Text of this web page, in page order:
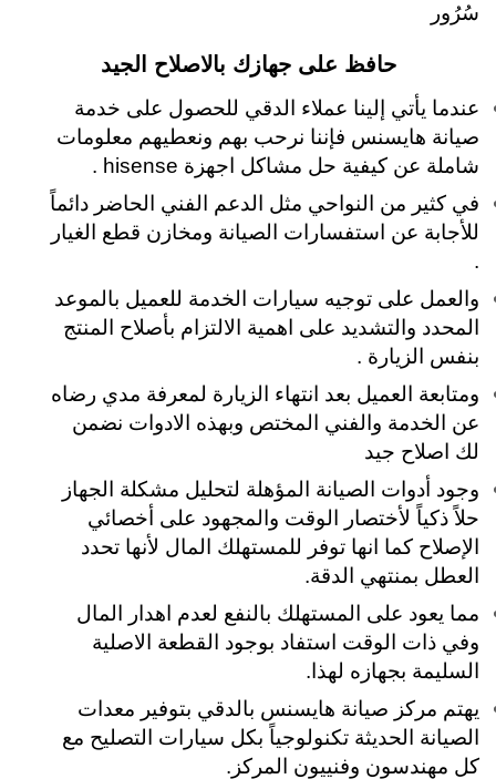
سُرُور
حافظ على جهازك بالاصلاح الجيد
عندما يأتي إلينا عملاء الدقي للحصول على خدمة
صيانة هايسنس فإننا نرحب بهم ونعطيهم معلومات
شاملة عن كيفية حل مشاكل اجهزة hisense .
في كثير من النواحي مثل الدعم الفني الحاضر دائماً
للأجابة عن استفسارات الصيانة ومخازن قطع الغيار
.
والعمل على توجيه سيارات الخدمة للعميل بالموعد
المحدد والتشديد على اهمية الالتزام بأصلاح المنتج
بنفس الزيارة .
ومتابعة العميل بعد انتهاء الزيارة لمعرفة مدي رضاه
عن الخدمة والفني المختص وبهذه الادوات نضمن
لك اصلاح جيد
وجود أدوات الصيانة المؤهلة لتحليل مشكلة الجهاز
حلاً ذكياً لأختصار الوقت والمجهود على أخصائي
الإصلاح كما انها توفر للمستهلك المال لأنها تحدد
العطل بمنتهي الدقة.
مما يعود على المستهلك بالنفع لعدم اهدار المال
وفي ذات الوقت استفاد بوجود القطعة الاصلية
السليمة بجهازه لهذا.
يهتم مركز صيانة هايسنس بالدقي بتوفير معدات
الصيانة الحديثة تكنولوجياً بكل سيارات التصليح مع
كل مهندسون وفنييون المركز.